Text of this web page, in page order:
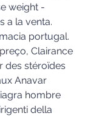
weight -
a la venta.
portugal.
Clairance
des stéroïdes
Anavar
hombre
della